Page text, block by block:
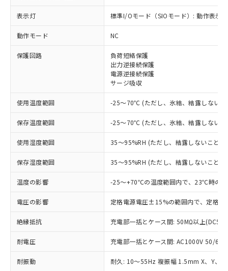
表示灯 標準I/Oモード（SIOモード）: 動作表示
動作モード NC
保護回路
負荷短絡保護
出力逆接続保護
電源逆接続保護
サージ吸収
使用温度範囲 -25～70℃ (ただし、氷結、結露しないこ
保存温度範囲 -25～70℃ (ただし、氷結、結露しないこ
使用湿度範囲 35～95%RH (ただし、結露しないこと)
保存湿度範囲 35～95%RH (ただし、結露しないこと)
温度の影響 -25～+70℃の温度範囲内で、23℃時の
電圧の影響 定格電源電圧±15%の範囲内で、定格
絶縁抵抗 充電部一括とケース間: 50MΩ以上
耐電圧 充電部一括とケース間: AC1000V 50/
耐振動 耐久: 10～55Hz 複振幅 1.5mm X、Y、Z
ご利用条件
以下の条件をお読みいただき、同意のうえ
本サービスは、当社制御機器事業取扱
商品の当社在庫状況および標準価格
(税抜)を提供させていただくもので
当社制御機器事業取扱商品の中には、
本サービスの対象外となる商品もある
ことをご了承ください。
在庫状況および標準価格照会結果は、
記載している更新日時点での社内デー
※1 対応状況
対応済み：EU RoHS指令（10物質）の
非含有に対応した製品が提供可能な商品で
対応予定：EU RoHS指令（10物質）の非含
商品です。
対応予定なし：EU RoHS指令（10物質）の
非含有に非対応の商品で、対応品を出す予
定はありません。
調査・確認中：EU RoHS指令（10物質）の
非含有の対応状況を調査中または確認中の
非該当品：ライセンス料など無形物で、有
害物質有無と関係のない商品です。
仕入先様の事情により、非含有部品として
いたものが、含有品と判明した場合などや
むを得ず変更することがあります。
*EU RoHS指令（10物質）：
※1 中国RoHS○×表
「○」：最大均質材料含有率が中国RoHSの
基準値以下であることを示します。
「×」：最大均質材料含有率が中国RoHSの
基準値を超えていることを示します。
「－」：未確認です。当社販売部門へお問
い合わせください。
当社は、これら貴社製品のうち、外国
為替および外国貿易法に定める商品
（以下｢規制貨物等」という）を輸出